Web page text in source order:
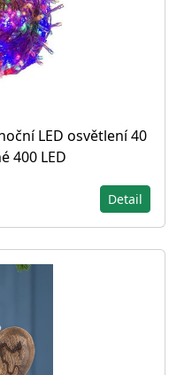
LED osvětlení 40
400 LED
Detail